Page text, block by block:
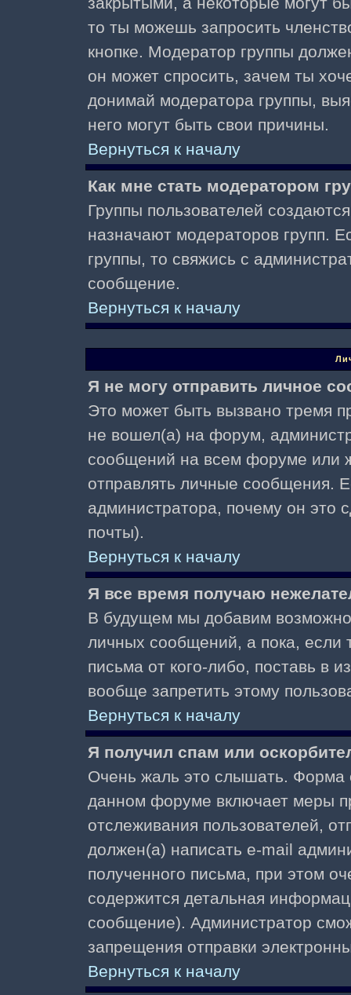
то ты можешь запросить
кнопке. Модератор группы
он может спросить, зачем ты
донимай модератора группы,
него могут быть свои причины.
Вернуться к началу
Как мне стать модератором
Группы пользователей
назначают модераторов групп.
группы, то свяжись с
сообщение.
Вернуться к началу
Я не могу отправить личное
Это может быть вызвано тремя
не вошел(а) на форум,
сообщений на всем форуме или
отправлять личные сообщения.
администратора, почему он это
почты).
Вернуться к началу
Я все время получаю
В будущем мы добавим
личных сообщений, а пока, если
письма от кого-либо, поставь в
вообще запретить этому
Вернуться к началу
Я получил спам или
Очень жаль это слышать. Форма
данном форуме включает меры
отслеживания пользователей,
должен(а) написать e-mail
полученного письма, при этом
содержится детальная
сообщение). Администратор
запрещения отправки
Вернуться к началу